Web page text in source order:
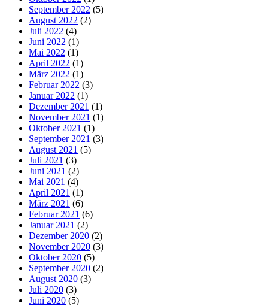
September 2022 (5)
August 2022 (2)
Juli 2022 (4)
Juni 2022 (1)
Mai 2022 (1)
April 2022 (1)
März 2022 (1)
Februar 2022 (3)
Januar 2022 (1)
Dezember 2021 (1)
November 2021 (1)
Oktober 2021 (1)
September 2021 (3)
August 2021 (5)
Juli 2021 (3)
Juni 2021 (2)
Mai 2021 (4)
April 2021 (1)
März 2021 (6)
Februar 2021 (6)
Januar 2021 (2)
Dezember 2020 (2)
November 2020 (3)
Oktober 2020 (5)
September 2020 (2)
August 2020 (3)
Juli 2020 (3)
Juni 2020 (5)